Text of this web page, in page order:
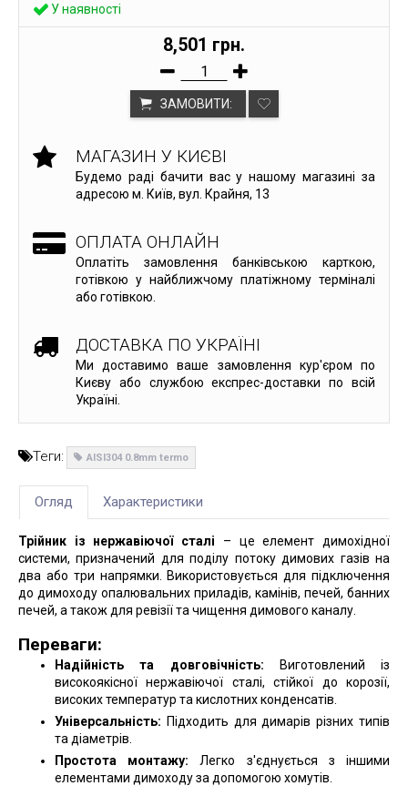
У наявності
8,501 грн.
ЗАМОВИТИ:
МАГАЗИН У КИЄВІ
Будемо раді бачити вас у нашому магазині за
адресою м. Київ, вул. Крайня, 13
ОПЛАТА ОНЛАЙН
Оплатіть замовлення банківською карткою,
готівкою у найближчому платіжному терміналі
або готівкою.
ДОСТАВКА ПО УКРАЇНІ
Ми доставимо ваше замовлення кур'єром по
Києву або службою експрес-доставки по всій
Україні.
Теги: AISI304 0.8mm termo
Огляд Характеристики
Трійник із нержавіючої сталі – це елемент димохідної
системи, призначений для поділу потоку димових газів на
два або три напрямки. Використовується для підключення
до димоходу опалювальних приладів, камінів, печей, банних
печей, а також для ревізії та чищення димового каналу.
Переваги:
Надійність та довговічність: Виготовлений із
високоякісної нержавіючої сталі, стійкої до корозії,
високих температур та кислотних конденсатів.
Універсальність: Підходить для димарів різних типів
та діаметрів.
Простота монтажу: Легко з'єднується з іншими
елементами димоходу за допомогою хомутів.